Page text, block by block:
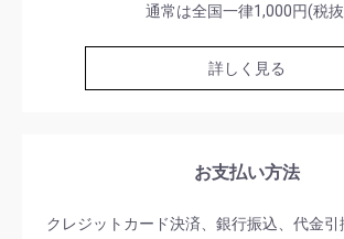
通常は全国一律1,000円(税
詳しく見る
お支払い方法
クレジットカード決済、銀行振込、代金